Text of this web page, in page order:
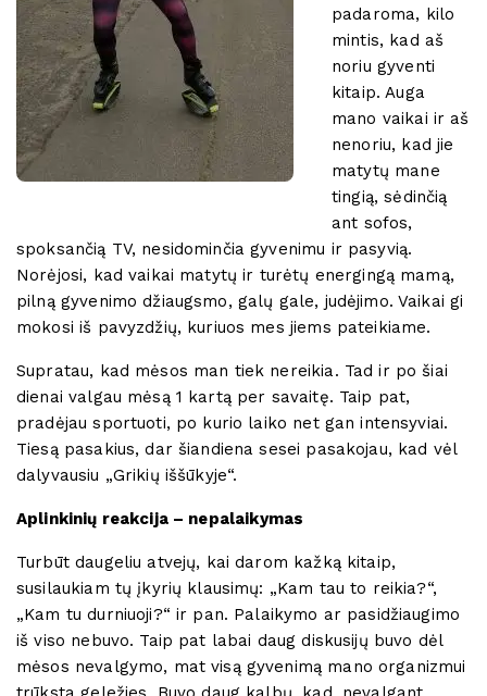
padaroma, kilo
mintis, kad aš
noriu gyventi
kitaip. Auga
mano vaikai ir aš
nenoriu, kad jie
matytų mane
tingią, sėdinčią
ant sofos,
spoksančią TV, nesidominčia gyvenimu ir pasyvią.
Norėjosi, kad vaikai matytų ir turėtų energingą mamą,
pilną gyvenimo džiaugsmo, galų gale, judėjimo. Vaikai gi
mokosi iš pavyzdžių, kuriuos mes jiems pateikiame.
Supratau, kad mėsos man tiek nereikia. Tad ir po šiai
dienai valgau mėsą 1 kartą per savaitę. Taip pat,
pradėjau sportuoti, po kurio laiko net gan intensyviai.
Tiesą pasakius, dar šiandiena sesei pasakojau, kad vėl
dalyvausiu „Grikių iššūkyje“.
Aplinkinių reakcija – nepalaikymas
Turbūt daugeliu atvejų, kai darom kažką kitaip,
susilaukiam tų įkyrių klausimų: „Kam tau to reikia?“,
„Kam tu durniuoji?“ ir pan. Palaikymo ar pasidžiaugimo
iš viso nebuvo. Taip pat labai daug diskusijų buvo dėl
mėsos nevalgymo, mat visą gyvenimą mano organizmui